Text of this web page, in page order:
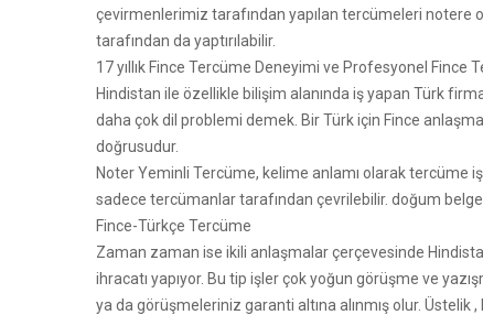
çevirmenlerimiz tarafından yapılan tercümeleri notere
tarafından da yaptırılabilir.
17 yıllık Fince Tercüme Deneyimi ve Profesyonel
Hindistan ile özellikle bilişim alanında iş yapan Türk
daha çok dil problemi demek. Bir Türk için Fince
doğrusudur.
Noter Yeminli Tercüme, kelime anlamı olarak
sadece tercümanlar tarafından çevrilebilir. doğum
Fince-Türkçe Tercüme
Zaman zaman ise ikili anlaşmalar çerçevesinde
ihracatı yapıyor. Bu tip işler çok yoğun görüşme ve
ya da görüşmeleriniz garanti altına alınmış olur.